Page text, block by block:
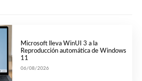
Microsoft lleva WinUI 3 a la
Reproducción automática de Windows
11
06/08/2026